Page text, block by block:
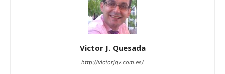
Victor J. Quesada
http://victorjqv.com.es/